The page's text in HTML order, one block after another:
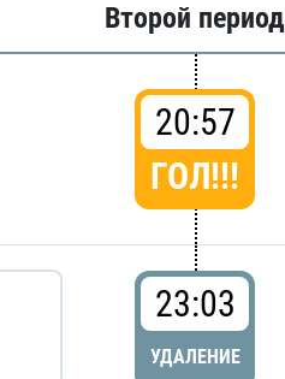
Второй период
20:57
ГОЛ!!!
23:03
УДАЛЕНИЕ